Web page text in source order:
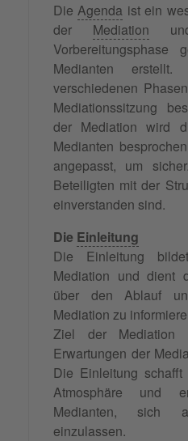
DieAgenda ist ein
der Mediation
Vorbereitungsphase
Medianten
verschiedenen
Mediationssitzung
der Mediation wird
Medianten
angepasst, um
Beteiligten mit der
einverstanden sind.
Die Einleitung
Die Einleitung
Mediation und dient
über den Ablauf
Mediation zu
Ziel der Mediation
Erwartungen der
Die Einleitung schafft
Atmosphäre und
Medianten, sich
einzulassen.